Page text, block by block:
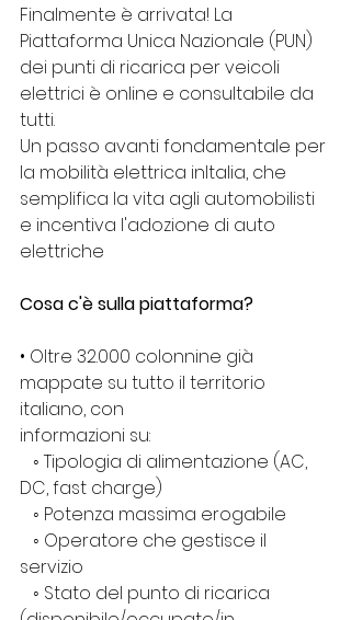
Finalmente è arrivata! La
Piattaforma Unica Nazionale (PUN)
dei punti di ricarica per veicoli
elettrici è online e consultabile da
tutti.
Un passo avanti fondamentale per
la mobilità elettrica inItalia, che
semplifica la vita agli automobilisti
e incentiva l'adozione di auto
elettriche
Cosa c'è sulla piattaforma?
• Oltre 32.000 colonnine già
mappate su tutto il territorio
italiano, con
informazioni su:
DC, fast charge)
   ◦ Potenza massima erogabile
servizio